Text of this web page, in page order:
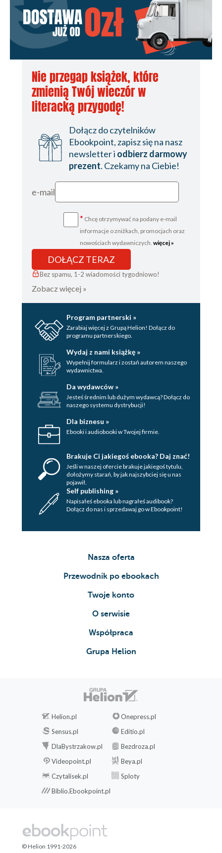
Nie przegap książek, które
zmienią Twój wieczór w
literacką przygodę!
Dołącz do czytelników
Ebookpoint, zapisz się na nasz
newsletter i odbierz darmowy
prezent. Czekamy na Ciebie!
e-mail
* Chcę otrzymywać na podany e-mail
informacje o zniżkach, promocjach oraz
nowościach wydawniczych. więcej »
DOŁĄCZ TERAZ
Bez spamu, 1-2 wiadomości tygodniowo!
Zobacz więcej »
Program partnerski »
Zarabiaj więcej z Grupą Helion! Dołącz do
programu partnerskiego.
Wydaj z nami książkę »
Wypełnij formularz i zostań autorem naszego
wydawnictwa.
Da wydawców »
Jesteś średnim lub dużym wydawcą? Dołącz do
naszego systemu dystrybucji!
Dla biznesu »
Ebooki i audiobooki w Twojej firmie.
Brakuje Ci jakiegoś ebooka? Daj znać!
Jeśli w naszej ofercie brakuje jakiegoś tytulu,
dołożymy starań, by jak najszybciej się u nas
pojawił.
Self publishing »
Napisałeś ebooka lub nagrałeś audibook?
Dołącz do nas i sprzedawaj go w Ebookpoint!
Nasza oferta
Przewodnik po ebookach
Twoje konto
O serwisie
Współpraca
Grupa Helion
Helion.pl
Onepress.pl
Sensus.pl
Editio.pl
DlaBystrzakow.pl
Bezdroza.pl
Videopoint.pl
Beya.pl
Czytalisek.pl
Sploty
Biblio.Ebookpoint.pl
© Helion 1991-2026